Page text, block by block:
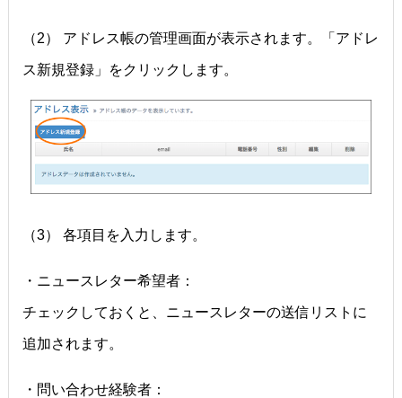
（2） アドレス帳の管理画面が表示されます。「アドレ
ス新規登録」をクリックします。
（3） 各項目を入力します。
・ニュースレター希望者：
チェックしておくと、ニュースレターの送信リストに
追加されます。
・問い合わせ経験者：